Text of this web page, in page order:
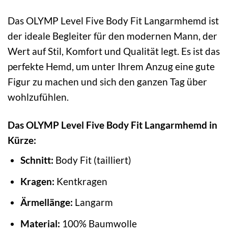
Das OLYMP Level Five Body Fit Langarmhemd ist
der ideale Begleiter für den modernen Mann, der
Wert auf Stil, Komfort und Qualität legt. Es ist das
perfekte Hemd, um unter Ihrem Anzug eine gute
Figur zu machen und sich den ganzen Tag über
wohlzufühlen.
Das OLYMP Level Five Body Fit Langarmhemd in
Kürze:
Schnitt: Body Fit (tailliert)
Kragen: Kentkragen
Ärmellänge: Langarm
Material: 100% Baumwolle